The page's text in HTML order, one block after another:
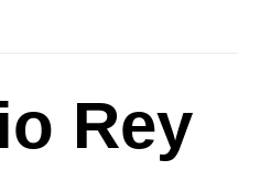
Rey